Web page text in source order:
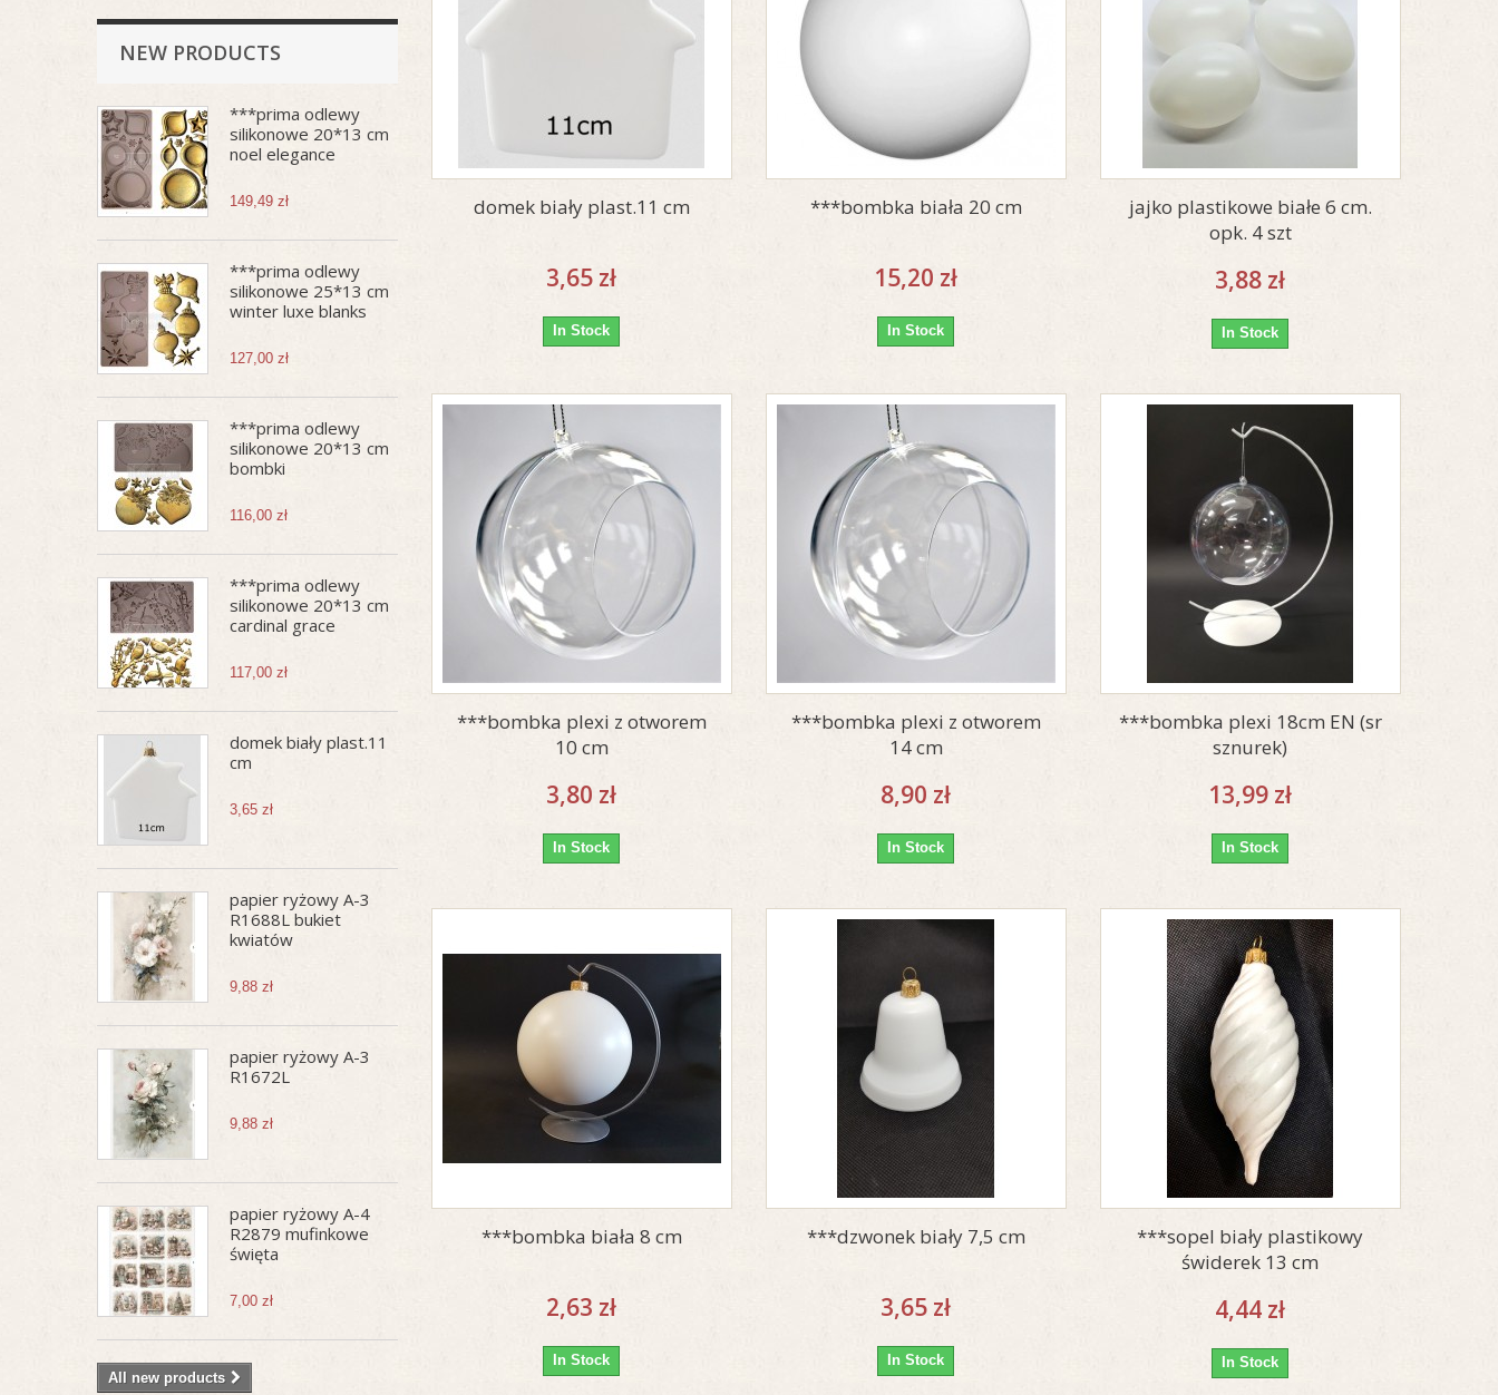
NEW PRODUCTS
***prima odlewy
silikonowe 20*13 cm
noel elegance
149,49 zł
***prima odlewy
silikonowe 25*13 cm
winter luxe blanks
127,00 zł
***prima odlewy
silikonowe 20*13 cm
bombki
116,00 zł
***prima odlewy
silikonowe 20*13 cm
cardinal grace
117,00 zł
domek biały plast.11
cm
3,65 zł
papier ryżowy A-3
R1688L bukiet
kwiatów
9,88 zł
papier ryżowy A-3
R1672L
9,88 zł
papier ryżowy A-4
R2879 mufinkowe
święta
7,00 zł
All new products
domek biały plast.11 cm
3,65 zł
In Stock
***bombka biała 20 cm
15,20 zł
In Stock
jajko plastikowe białe 6 cm.
opk. 4 szt
3,88 zł
In Stock
***bombka plexi z otworem
10 cm
3,80 zł
In Stock
***bombka plexi z otworem
14 cm
8,90 zł
In Stock
***bombka plexi 18cm EN (sr
sznurek)
13,99 zł
In Stock
***bombka biała 8 cm
2,63 zł
In Stock
***dzwonek biały 7,5 cm
3,65 zł
In Stock
***sopel biały plastikowy
świderek 13 cm
4,44 zł
In Stock